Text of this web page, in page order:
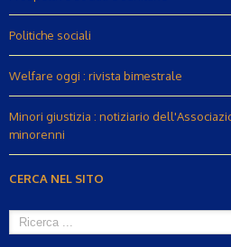
Politiche sociali
Welfare oggi : rivista bimestrale
Minori giustizia : notiziario
minorenni
CERCA NEL SITO